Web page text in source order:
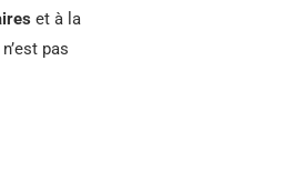
et à la
pas